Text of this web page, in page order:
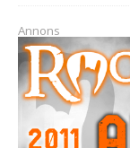
Annons